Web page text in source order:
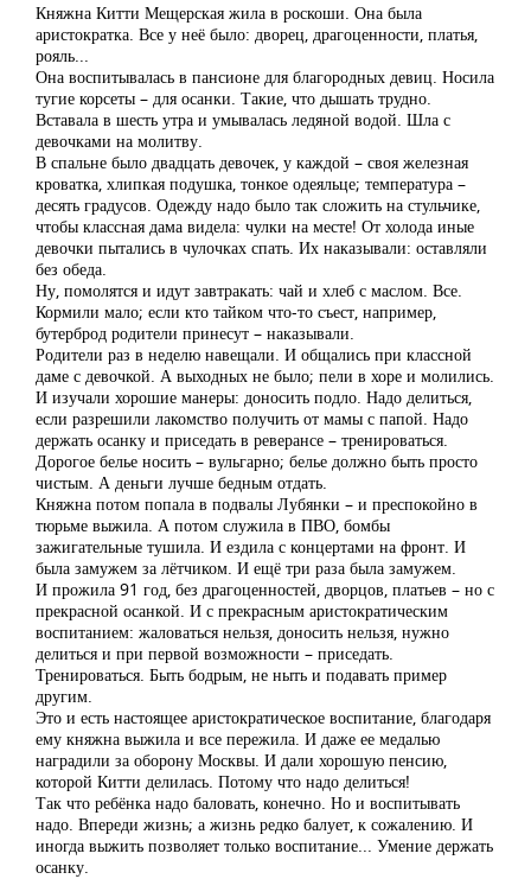
Княжна Китти Мещерская жила в роскоши. Она была
аристократка. Все у неё было: дворец, драгоценности, платья,
рояль...
Она воспитывалась в пансионе для благородных девиц. Носила
тугие корсеты – для осанки. Такие, что дышать трудно.
Вставала в шесть утра и умывалась ледяной водой. Шла с
девочками на молитву.
В спальне было двадцать девочек, у каждой – своя железная
кроватка, хлипкая подушка, тонкое одеяльце; температура –
десять градусов. Одежду надо было так сложить на стульчике,
чтобы классная дама видела: чулки на месте! От холода иные
девочки пытались в чулочках спать. Их наказывали: оставляли
без обеда.
Ну, помолятся и идут завтракать: чай и хлеб с маслом. Все.
Кормили мало; если кто тайком что-то съест, например,
бутерброд родители принесут – наказывали.
Родители раз в неделю навещали. И общались при классной
даме с девочкой. А выходных не было; пели в хоре и молились.
И изучали хорошие манеры: доносить подло. Надо делиться,
если разрешили лакомство получить от мамы с папой. Надо
держать осанку и приседать в реверансе – тренироваться.
Дорогое белье носить – вульгарно; белье должно быть просто
чистым. А деньги лучше бедным отдать.
Княжна потом попала в подвалы Лубянки – и преспокойно в
тюрьме выжила. А потом служила в ПВО, бомбы
зажигательные тушила. И ездила с концертами на фронт. И
была замужем за лётчиком. И ещё три раза была замужем.
И прожила 91 год, без драгоценностей, дворцов, платьев – но с
прекрасной осанкой. И с прекрасным аристократическим
воспитанием: жаловаться нельзя, доносить нельзя, нужно
делиться и при первой возможности – приседать.
Тренироваться. Быть бодрым, не ныть и подавать пример
другим.
Это и есть настоящее аристократическое воспитание, благодаря
ему княжна выжила и все пережила. И даже ее медалью
наградили за оборону Москвы. И дали хорошую пенсию,
которой Китти делилась. Потому что надо делиться!
Так что ребёнка надо баловать, конечно. Но и воспитывать
надо. Впереди жизнь; а жизнь редко балует, к сожалению. И
иногда выжить позволяет только воспитание... Умение держать
осанку.